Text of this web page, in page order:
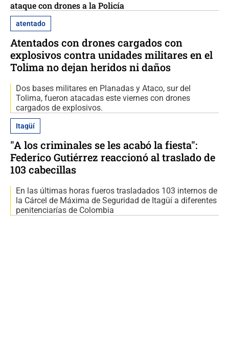
ataque con drones a la Policía
atentado
Atentados con drones cargados con
explosivos contra unidades militares en el
Tolima no dejan heridos ni daños
Dos bases militares en Planadas y Ataco, sur del
Tolima, fueron atacadas este viernes con drones
cargados de explosivos.
Itagüí
"A los criminales se les acabó la fiesta":
Federico Gutiérrez reaccionó al traslado de
103 cabecillas
En las últimas horas fueros trasladados 103 internos de
la Cárcel de Máxima de Seguridad de Itagüí a diferentes
penitenciarías de Colombia